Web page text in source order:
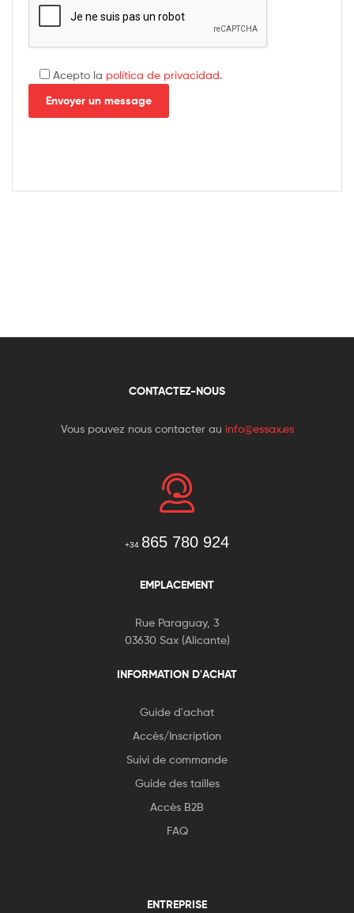
Acepto la política de privacidad.
CONTACTEZ-NOUS
Vous pouvez nous contacter au info@essax.es
+34 865 780 924
EMPLACEMENT
Rue Paraguay, 3
03630 Sax (Alicante)
INFORMATION D'ACHAT
Guide d'achat
Accès/Inscription
Suivi de commande
Guide des tailles
Accès B2B
FAQ
ENTREPRISE